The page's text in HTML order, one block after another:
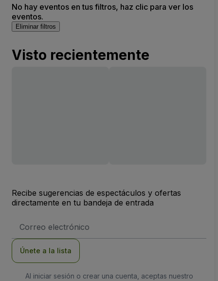
No hay eventos en tus filtros, haz clic para ver los
eventos.
Eliminar filtros
Visto recientemente
Recibe sugerencias de espectáculos y ofertas
directamente en tu bandeja de entrada
de
Únete a la lista
Al iniciar sesión o crear una cuenta, aceptas nuestro